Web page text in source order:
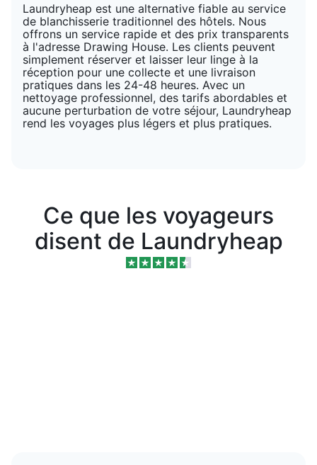
Laundryheap est une alternative fiable au service
de blanchisserie traditionnel des hôtels. Nous
offrons un service rapide et des prix transparents
à l'adresse Drawing House. Les clients peuvent
simplement réserver et laisser leur linge à la
réception pour une collecte et une livraison
pratiques dans les 24-48 heures. Avec un
nettoyage professionnel, des tarifs abordables et
aucune perturbation de votre séjour, Laundryheap
rend les voyages plus légers et plus pratiques.
Ce que les voyageurs
disent de Laundryheap